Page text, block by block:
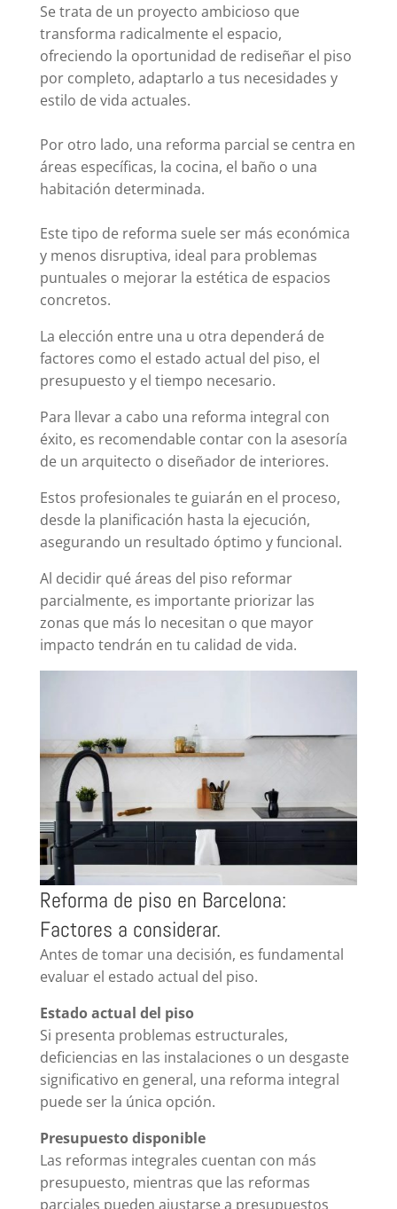
Se trata de un proyecto ambicioso que
transforma radicalmente el espacio,
ofreciendo la oportunidad de rediseñar el piso
por completo, adaptarlo a tus necesidades y
estilo de vida actuales.
Por otro lado, una reforma parcial se centra en
áreas específicas, la cocina, el baño o una
habitación determinada.
Este tipo de reforma suele ser más económica
y menos disruptiva, ideal para problemas
puntuales o mejorar la estética de espacios
concretos.
La elección entre una u otra dependerá de
factores como el estado actual del piso, el
presupuesto y el tiempo necesario.
Para llevar a cabo una reforma integral con
éxito, es recomendable contar con la asesoría
de un arquitecto o diseñador de interiores.
Estos profesionales te guiarán en el proceso,
desde la planificación hasta la ejecución,
asegurando un resultado óptimo y funcional.
Al decidir qué áreas del piso reformar
parcialmente, es importante priorizar las
zonas que más lo necesitan o que mayor
impacto tendrán en tu calidad de vida.
Reforma de piso en Barcelona:
Factores a considerar.
Antes de tomar una decisión, es fundamental
evaluar el estado actual del piso.
Estado actual del piso
Si presenta problemas estructurales,
deficiencias en las instalaciones o un desgaste
significativo en general, una reforma integral
puede ser la única opción.
Presupuesto disponible
Las reformas integrales cuentan con más
presupuesto, mientras que las reformas
parciales pueden ajustarse a presupuestos